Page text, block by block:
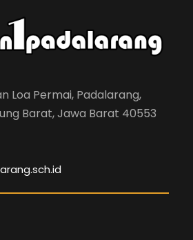
Loa Permai, Padalarang,
Barat, Jawa Barat 40553